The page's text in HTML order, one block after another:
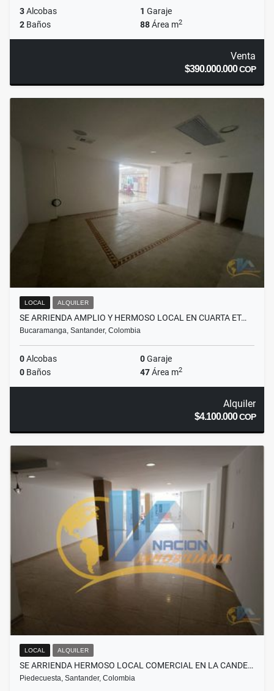
3Alcobas 1 Garaje
2 Baños 88Área m2
Venta
$390.000.000COP
LOCAL ALQUILER
SE ARRIENDA AMPLIO Y HERMOSO LOCAL EN CUARTA ET…
Bucaramanga, Santander, Colombia
0Alcobas 0Garaje
0 Baños 47Área m2
Alquiler
$4.100.000COP
LOCAL ALQUILER
SE ARRIENDA HERMOSO LOCAL COMERCIAL EN LA CANDE…
Piedecuesta, Santander, Colombia